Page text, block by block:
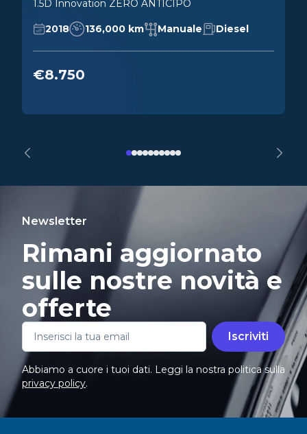
1.5D Innovation ZERO ANTICIPO
2018 136,000 km Manuale Diesel
€8.750
Newsletter
Rimani aggiornato
sulle nostre novità e
offerte
Iscriviti
Abbiamo a cuore i tuoi dati. Leggi la nostra politica sulla
privacy policy.